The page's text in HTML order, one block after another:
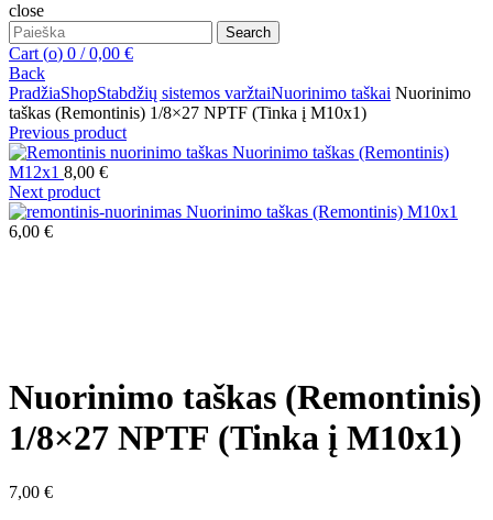
close
Search
for:
Search
Cart (o) 0 / 0,00 €
Back
PradžiaShopStabdžių sistemos varžtaiNuorinimo taškai Nuorinimo
taškas (Remontinis) 1/8×27 NPTF (Tinka į M10x1)
Previous product
Nuorinimo taškas (Remontinis)
M12x1 8,00 €
Next product
Nuorinimo taškas (Remontinis) M10x1
6,00 €
Nuorinimo taškas (Remontinis)
1/8×27 NPTF (Tinka į M10x1)
7,00 €